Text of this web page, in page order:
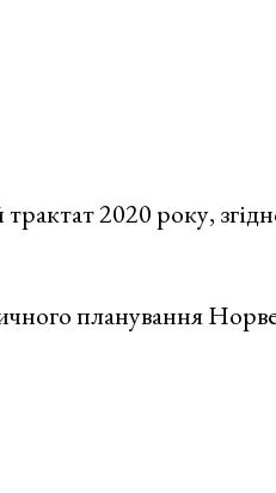
2020 року,
планування